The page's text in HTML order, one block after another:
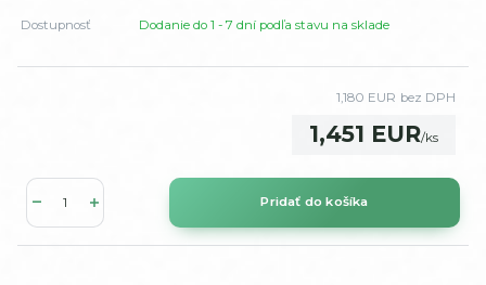
Dostupnosť Dodanie do 1 - 7 dní podľa stavu na sklade
1,451 EUR/ks
1,180 EUR bez DPH
Pridať do košíka